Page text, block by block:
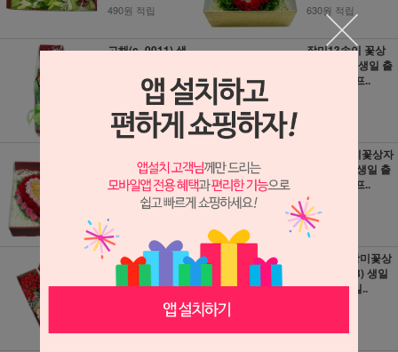
490원 적립 630원 적립
고해(c_0011) 생
로포즈 졸업
65,000원
650원 적립
장미13송이 꽃상
자(3b310) 생일 출
산 기념일 프..
자2(SH_358) 생일
출산 기념일..
66,000원
660원 적립
장미23송이꽃상자
(SH_359) 생일 출
산 기념일 프..
68,000원
680원 적립
붉은장미꽃상자(S
H_354) 생일 출산
기념일 프로..
레드하트장미꽃상
자(SH_353) 생일
출산 기념일..